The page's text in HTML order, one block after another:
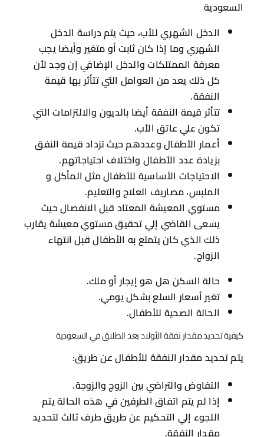
يسعى القاضي إلي تحقيق مستوي معيشة يقارب
ذلك الذي كان يتمتع به الأطفال قبل انتهاء
الزواج.
حالة السكن هل هو إيجار أو ملك.
تغير أسعار السلع بشكل يومي.
الحالة الصحية للأطفال.
كيفية تحديد مقدار نفقة الأولاد بعد الطلاق في السعودية
يتم تحديد مقدار النفقة للأطفال عن طريق:
التفاوض والتراضي بين الزوج والزوجة.
إذا لم يتم اتفاق الطرفين في هذه الحالة يتم
اللجوء إلي التحكيم عن طريق طرف ثالث لتحديد
مقدار النفقة.
وإذا فشلت الوسائل السابقة في تحديد مقدار
نفقة الأطفال بعد الطلاق من الممكن اللجوء إلي
القضاء.
ومن طرق تحديد مقدار النفقة اللجوء إلي عادات
وتقاليد المجتمع السعودي.
عقوبة عدم دفع النفقة في السعودية
عندما يمتنع الزوج عن دفع النفقة أو تهرب من دفعها
عن طريق إخفاء أمواله أو حاول تضليل السلطات
المختصة التي تقوم بتحديد مقدار نفقة الأولاد بعد
الطلاق في السعودية، ففي هذه الحالات تحكم عليه
المحكمة بعقوبات وفقا لقانون الأحوال الشخصية وذلك
نظرا لأهمية النفقة بالنسبة للأطفال والزوجة وهذه